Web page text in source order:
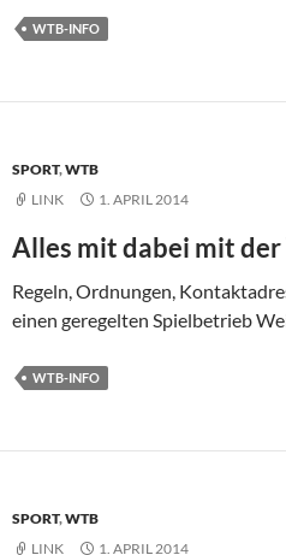
WTB-INFO
SPORT,WTB
LINK
1. APRIL 2014
Alles mit dabei mit der
Regeln, Ordnungen,
einen geregelten Spielbetrieb
WTB-INFO
SPORT,WTB
LINK
1. APRIL 2014